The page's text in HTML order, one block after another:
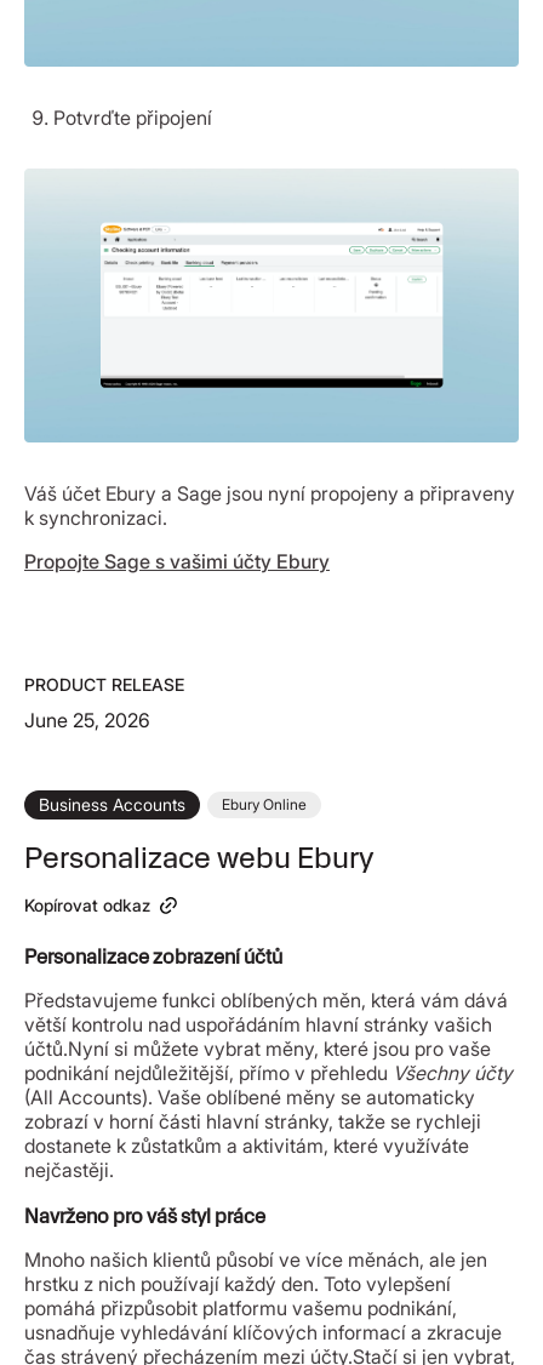
Potvrďte připojení
Váš účet Ebury a Sage jsou nyní propojeny a připraveny
k synchronizaci.
Propojte Sage s vašimi účty Ebury
PRODUCT RELEASE
June 25, 2026
Business Accounts Ebury Online
Personalizace webu Ebury
Kopírovat odkaz
Personalizace zobrazení účtů
Představujeme funkci oblíbených měn, která vám dává
větší kontrolu nad uspořádáním hlavní stránky vašich
účtů.Nyní si můžete vybrat měny, které jsou pro vaše
podnikání nejdůležitější, přímo v přehledu Všechny účty
(All Accounts). Vaše oblíbené měny se automaticky
zobrazí v horní části hlavní stránky, takže se rychleji
dostanete k zůstatkům a aktivitám, které využíváte
nejčastěji.
Navrženo pro váš styl práce
Mnoho našich klientů působí ve více měnách, ale jen
hrstku z nich používají každý den. Toto vylepšení
pomáhá přizpůsobit platformu vašemu podnikání,
usnadňuje vyhledávání klíčových informací a zkracuje
čas strávený přecházením mezi účty.Stačí si jen vybrat,